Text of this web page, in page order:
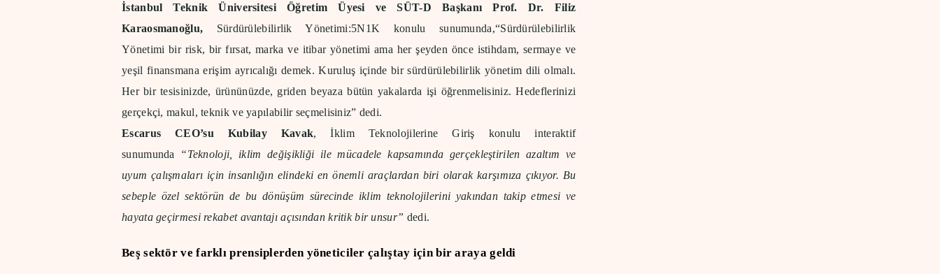
İstanbul Teknik Üniversitesi Öğretim Üyesi ve SÜT-D Başkanı Prof. Dr. Filiz
Karaosmanoğlu, Sürdürülebilirlik Yönetimi:5N1K konulu sunumunda,“Sürdürülebilirlik
Yönetimi bir risk, bir fırsat, marka ve itibar yönetimi ama her şeyden önce istihdam, sermaye ve
yeşil finansmana erişim ayrıcalığı demek. Kuruluş içinde bir sürdürülebilirlik yönetim dili olmalı.
Her bir tesisinizde, ürününüzde, griden beyaza bütün yakalarda işi öğrenmelisiniz. Hedeflerinizi
gerçekçi, makul, teknik ve yapılabilir seçmelisiniz” dedi.
Escarus CEO’su Kubilay Kavak, İklim Teknolojilerine Giriş konulu interaktif
sunumunda
“Teknoloji, iklim değişikliği ile mücadele kapsamında gerçekleştirilen azaltım ve
uyum çalışmaları için insanlığın elindeki en önemli araçlardan biri olarak karşımıza çıkıyor. Bu
sebeple özel sektörün de bu dönüşüm sürecinde iklim teknolojilerini yakından takip etmesi ve
hayata geçirmesi rekabet avantajı açısından kritik bir unsur” dedi.
Beş sektör ve farklı prensiplerden yöneticiler çalıştay için bir araya geldi